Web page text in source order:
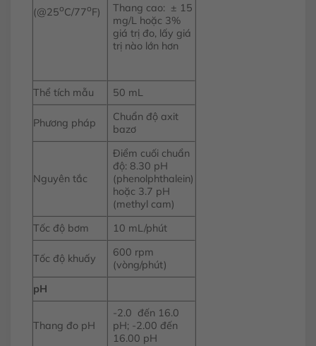
(@25oC/77oF)
Thang cao: ± 15
mg/L hoặc 3%
giá trị đo, lấy giá
trị nào lớn hơn
Thể tích mẫu 50 mL
Phương pháp
Chuẩn độ axit
bazơ
Nguyên tắc
Điểm cuối chuẩn
độ: 8.30 pH
(phenolphthalein)
hoặc 3.7 pH
(methyl cam)
Tốc độ bơm
10 mL/phút
Tốc độ khuấy
600 rpm
(vòng/phút)
pH
Thang đo pH
-2.0 đến 16.0
pH; -2.00 đến
16.00 pH